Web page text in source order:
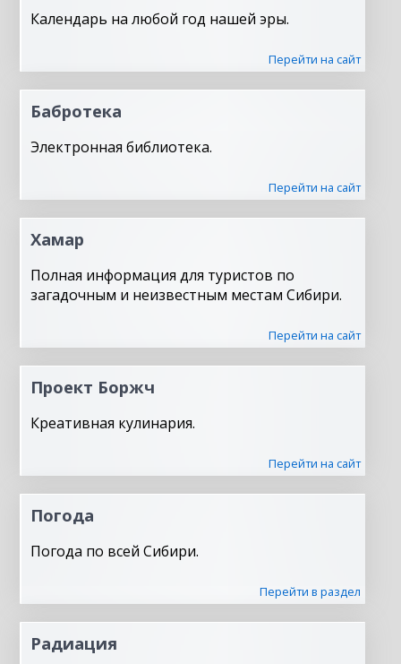
Календарь на любой год нашей эры.
Перейти на сайт
Бабротека
Электронная библиотека.
Перейти на сайт
Хамар
Полная информация для туристов по
загадочным и неизвестным местам Сибири.
Перейти на сайт
Проект Боржч
Креативная кулинария.
Перейти на сайт
Погода
Погода по всей Сибири.
Перейти в раздел
Радиация